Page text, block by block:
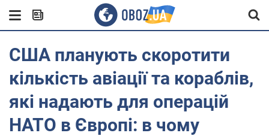
США планують скоротити
кількість авіації та кораблів,
які надають для операцій
НАТО в Європі: в чому